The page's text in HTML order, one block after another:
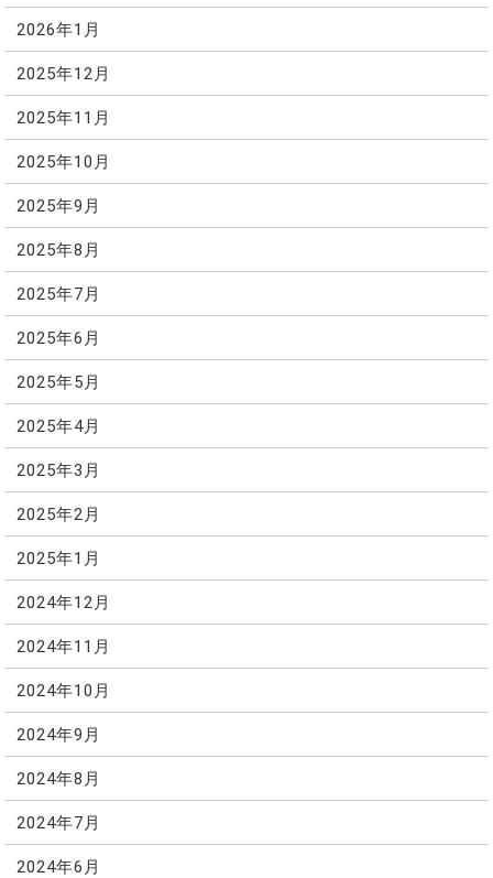
2026年1月
2025年12月
2025年11月
2025年10月
2025年9月
2025年8月
2025年7月
2025年6月
2025年5月
2025年4月
2025年3月
2025年2月
2025年1月
2024年12月
2024年11月
2024年10月
2024年9月
2024年8月
2024年7月
2024年6月